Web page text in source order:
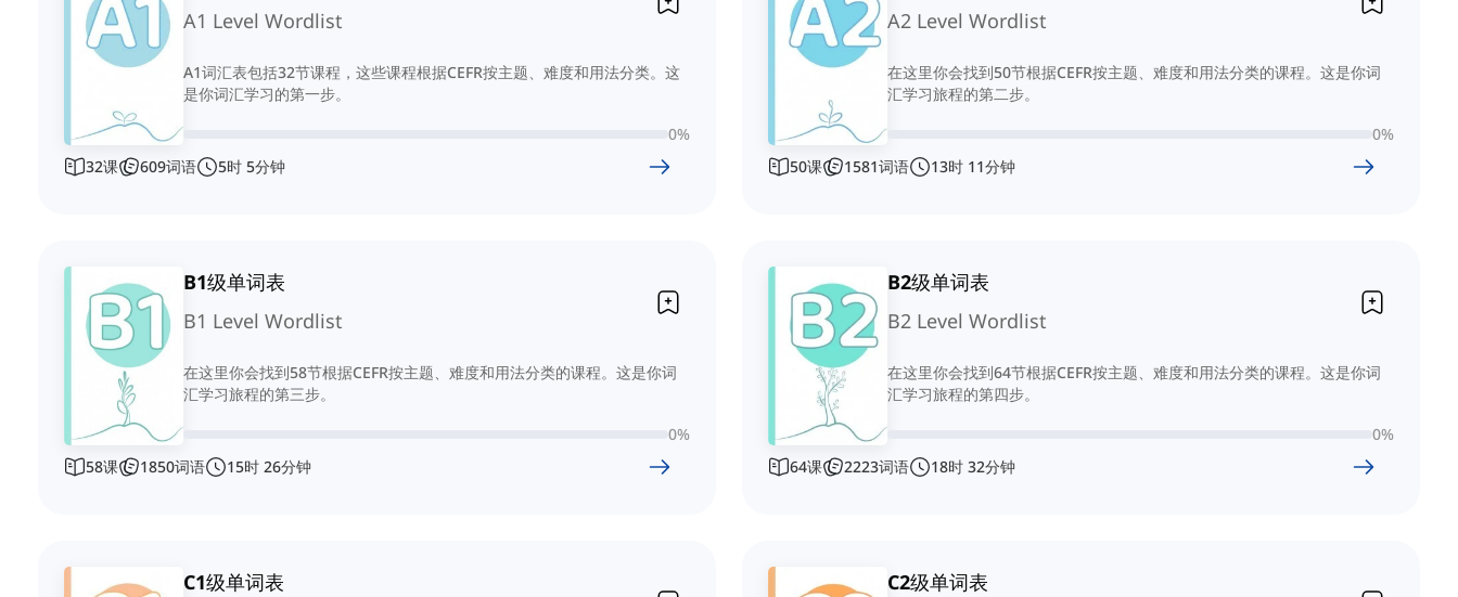
A1 Level Wordlist
A1词汇表包括32节课程，这些课程根据CEFR按主题、难度和用法分类。这
是你词汇学习的第一步。
0%
32课 609词语 5时 5分钟
A2 Level Wordlist
在这里你会找到50节根据CEFR按主题、难度和用法分类的课程。这是你词
汇学习旅程的第二步。
0%
50课 1581词语 13时 11分钟
B1级单词表
B1 Level Wordlist
在这里你会找到58节根据CEFR按主题、难度和用法分类的课程。这是你词
汇学习旅程的第三步。
0%
58课 1850词语 15时 26分钟
B2级单词表
B2 Level Wordlist
在这里你会找到64节根据CEFR按主题、难度和用法分类的课程。这是你词
汇学习旅程的第四步。
0%
64课 2223词语 18时 32分钟
C1级单词表
C2级单词表